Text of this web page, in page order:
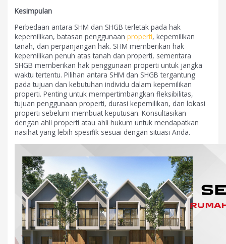
Kesimpulan
Perbedaan antara SHM dan SHGB terletak pada hak
kepemilikan, batasan penggunaanproperti, kepemilikan
tanah, dan perpanjangan hak. SHM memberikan hak
kepemilikan penuh atas tanah dan properti, sementara
SHGB memberikan hak penggunaan properti untuk jangka
waktu tertentu. Pilihan antara SHM dan SHGB tergantung
pada tujuan dan kebutuhan individu dalam kepemilikan
properti. Penting untuk mempertimbangkan fleksibilitas,
tujuan penggunaan properti, durasi kepemilikan, dan lokasi
properti sebelum membuat keputusan. Konsultasikan
dengan ahli properti atau ahli hukum untuk mendapatkan
nasihat yang lebih spesifik sesuai dengan situasi Anda.